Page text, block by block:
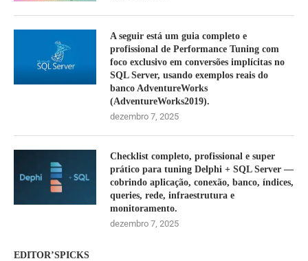
A seguir está um guia completo e
profissional de Performance Tuning com
foco exclusivo em conversões implícitas no
SQL Server, usando exemplos reais do
banco AdventureWorks
(AdventureWorks2019).
dezembro 7, 2025
Checklist completo, profissional e super
prático para tuning Delphi + SQL Server —
cobrindo aplicação, conexão, banco, índices,
queries, rede, infraestrutura e
monitoramento.
dezembro 7, 2025
EDITOR’SPICKS